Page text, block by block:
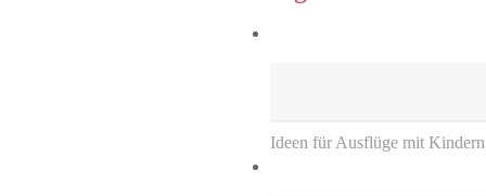
Ideen für Ausflüge mit